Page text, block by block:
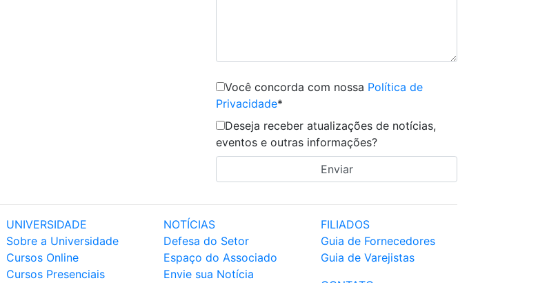
Você concorda com nossa Política de
Privacidade*
Deseja receber atualizações de notícias,
eventos e outras informações?
UNIVERSIDADE
Sobre a Universidade
Cursos Online
Cursos Presenciais
NOTÍCIAS
Defesa do Setor
Espaço do Associado
Envie sua Notícia
FILIADOS
Guia de Fornecedores
Guia de Varejistas